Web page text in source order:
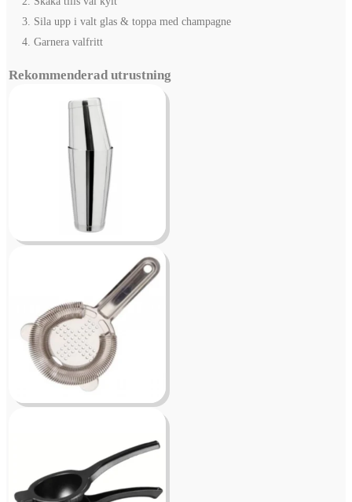
Sila upp i valt glas & toppa med champagne
Garnera valfritt
Rekommenderad utrustning